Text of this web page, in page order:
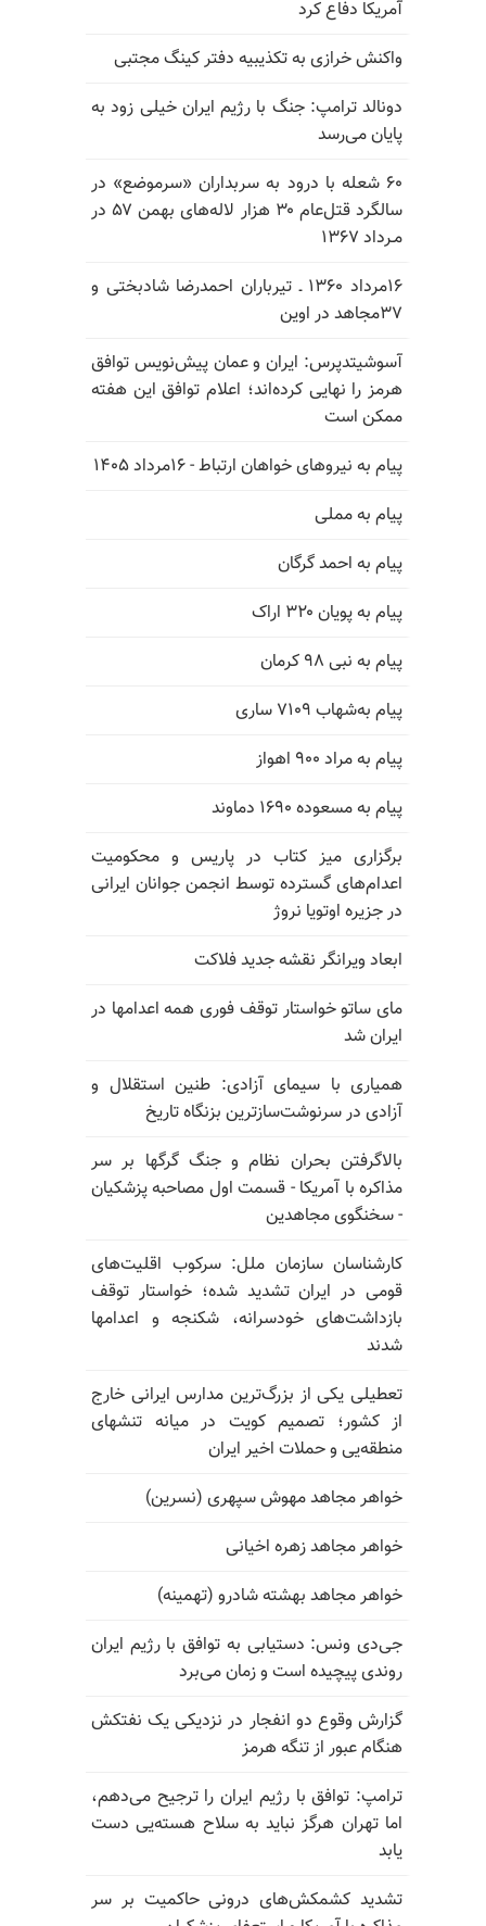
آمریکا دفاع کرد
واکنش خرازی به تکذیبیه دفتر کینگ مجتبی
دونالد ترامپ: جنگ با رژیم ایران خیلی زود به
پایان می‌رسد
۶۰ شعله با درود به سربداران «سرموضع» در
سالگرد قتل‌عام ۳۰ هزار لاله‌های بهمن ۵۷ در
مـرداد ۱۳۶۷
۱۶مرداد ۱۳۶۰ ـ تیرباران احمدرضا شادبختی و
۳۷مجاهد در اوین
آسوشیتدپرس: ایران و عمان پیش‌نویس توافق
هرمز را نهایی کرده‌اند؛ اعلام توافق این هفته
ممکن است
پیام به نیروهای خواهان ارتباط - ۱۶مرداد ۱۴۰۵
پیام به مملی
پیام به احمد گرگان
پیام به پویان ۳۲۰ اراک
پیام به نبی ۹۸ کرمان
پیام به‌شهاب ۷۱۰۹ ساری
پیام به مراد ۹۰۰ اهواز
پیام به مسعوده ۱۶۹۰ دماوند
برگزاری میز کتاب در پاریس و محکومیت
اعدام‌های گسترده توسط انجمن جوانان ایرانی
در جزیره اوتویا نروژ
ابعاد ویرانگر نقشه جدید فلاکت
مای ساتو خواستار توقف فوری همه اعدامها در
ایران شد
همیاری با سیمای آزادی: طنین استقلال و
آزادی در سرنوشت‌سازترین بزنگاه تاریخ
بالا‌گرفتن بحران نظام و جنگ گرگها بر سر
مذاکره با آمریکا - قسمت اول مصاحبه پزشکیان
- سخنگوی مجاهدین
کارشناسان سازمان ملل: سرکوب اقلیت‌های
قومی در ایران تشدید شده؛ خواستار توقف
بازداشت‌های خودسرانه، شکنجه و اعدامها
شدند
تعطیلی یکی از بزرگ‌ترین مدارس ایرانی خارج
از کشور؛ تصمیم کویت در میانه تنشهای
منطقه‌یی و حملات اخیر ایران
خواهر مجاهد مهوش سپهری (نسرین)
خواهر مجاهد زهره اخیانی
خواهر مجاهد بهشته شادرو (تهمینه)
جی‌دی ونس: دستیابی به توافق با رژیم ایران
روندی پیچیده است و زمان می‌برد
گزارش وقوع دو انفجار در نزدیکی یک نفتکش
هنگام عبور از تنگه هرمز
ترامپ: توافق با رژیم ایران را ترجیح می‌دهم،
اما تهران هرگز نباید به سلاح هسته‌یی دست
یابد
تشدید کشمکش‌های درونی حاکمیت بر سر